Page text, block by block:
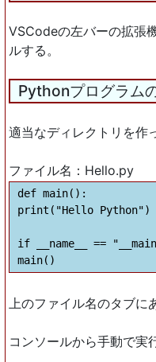
VSCodeの左バーの拡張
ルする。
Pythonプログラム
適当なディレクトリを作
ファイル名：Hello.py
def main():
print("Hello Python")
if __name__ ==
上のファイル名のタブに
コンソールから手動で実